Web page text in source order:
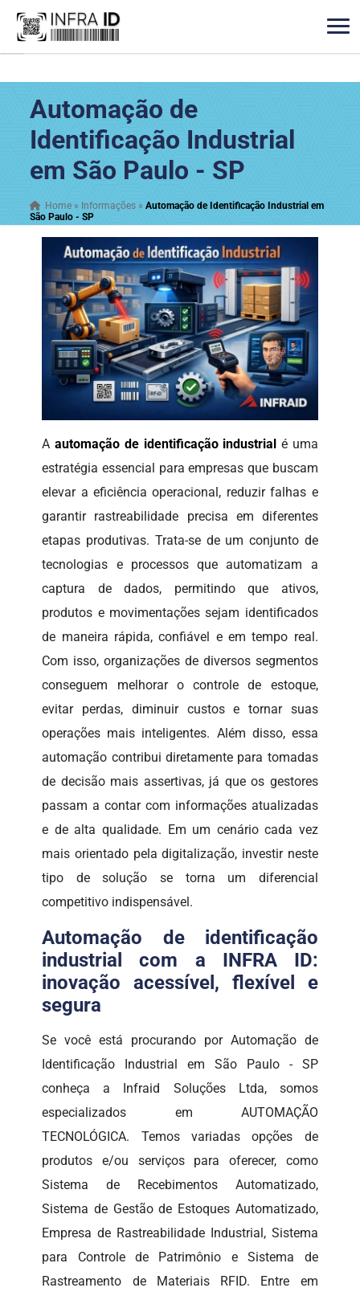
Automação de
Identificação Industrial
em São Paulo - SP
Home » Informações »Automação de Identificação Industrial em
São Paulo - SP
Aautomação de identificação industrial é uma
estratégia essencial para empresas que buscam
elevar a eficiência operacional, reduzir falhas e
garantir rastreabilidade precisa em diferentes
etapas produtivas. Trata-se de um conjunto de
tecnologias e processos que automatizam a
captura de dados, permitindo que ativos,
produtos e movimentações sejam identificados
de maneira rápida, confiável e em tempo real.
Com isso, organizações de diversos segmentos
conseguem melhorar o controle de estoque,
evitar perdas, diminuir custos e tornar suas
operações mais inteligentes. Além disso, essa
automação contribui diretamente para tomadas
de decisão mais assertivas, já que os gestores
passam a contar com informações atualizadas
e de alta qualidade. Em um cenário cada vez
mais orientado pela digitalização, investir neste
tipo de solução se torna um diferencial
competitivo indispensável.
Automação de identificação
industrial com a INFRA ID:
inovação acessível, flexível e
segura
Se você está procurando por Automação de
Identificação Industrial em São Paulo - SP
conheça a Infraid Soluções Ltda, somos
especializados em AUTOMAÇÃO
TECNOLÓGICA. Temos variadas opções de
produtos e/ou serviços para oferecer, como
Sistema de Recebimentos Automatizado,
Sistema de Gestão de Estoques Automatizado,
Empresa de Rastreabilidade Industrial, Sistema
para Controle de Patrimônio e Sistema de
Rastreamento de Materiais RFID. Entre em